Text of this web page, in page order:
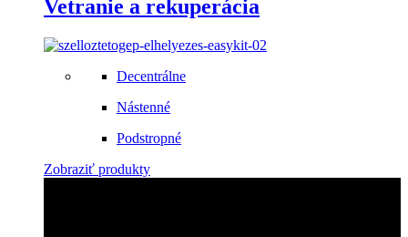
Vetranie a rekuperácia
Decentrálne
Nástenné
Podstropné
Zobraziť produkty